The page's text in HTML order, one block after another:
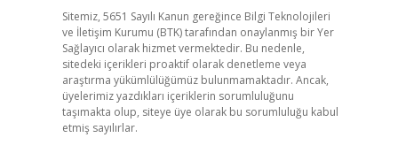
Sitemiz, 5651 Sayılı Kanun gereğince Bilgi Teknolojileri
ve İletişim Kurumu (BTK) tarafından onaylanmış bir Yer
Sağlayıcı olarak hizmet vermektedir. Bu nedenle,
sitedeki içerikleri proaktif olarak denetleme veya
araştırma yükümlülüğümüz bulunmamaktadır. Ancak,
üyelerimiz yazdıkları içeriklerin sorumluluğunu
taşımakta olup, siteye üye olarak bu sorumluluğu kabul
etmiş sayılırlar.